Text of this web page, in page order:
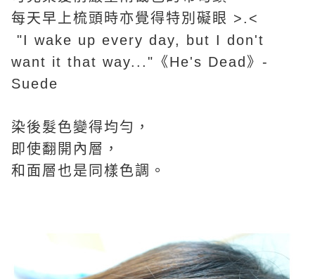
每天早上梳頭時亦覺得特別 礙眼 >.<
"I wake up every day, but I don't
want it that way..."《He's Dead》-
Suede
染後髮色變得均勻，
即使翻開內層，
和面層也是同樣色調。